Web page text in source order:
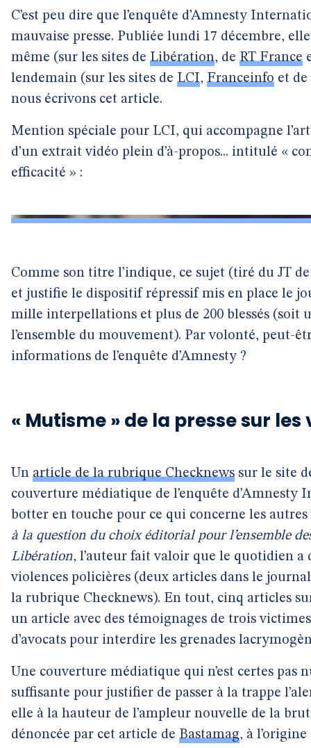
C’est peu dire que l’enquête d’Amnesty
mauvaise presse. Publiée lundi 17 décembre,
même (sur les sites de Libération, de RT France
lendemain (sur les sites de LCI, Franceinfo et de
nous écrivons cet article.
Mention spéciale pour LCI, qui accompagne
d’un extrait vidéo plein d’à-propos... intitulé «
efficacité » :
Comme son titre l’indique, ce sujet (tiré du JT
et justifie le dispositif répressif mis en place le
mille interpellations et plus de 200 blessés (soit
l’ensemble du mouvement). Par volonté, peut-
informations de l’enquête d’Amnesty ?
« Mutisme » de la presse sur
Un article de la rubrique Checknews sur le site
couverture médiatique de l’enquête d’Amnesty
botter en touche pour ce qui concerne les
à la question du choix éditorial pour l’ensemble
Libération, l’auteur fait valoir que le quotidien a
violences policières (deux articles dans le
la rubrique Checknews). En tout, cinq articles
un article avec des témoignages de trois
d’avocats pour interdire les grenades
Une couverture médiatique qui n’est certes pas
suffisante pour justifier de passer à la trappe
elle à la hauteur de l’ampleur nouvelle de la
dénoncée par cet article de Bastamag, à l’origine